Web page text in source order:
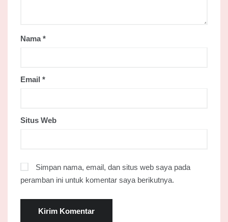
Nama*
Email *
Situs Web
Simpan nama, email, dan situs web saya pada
peramban ini untuk komentar saya berikutnya.